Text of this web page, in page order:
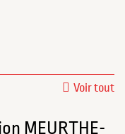
Voir tout
MEURTHE-